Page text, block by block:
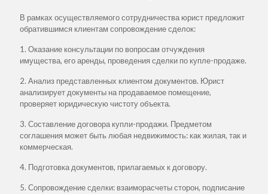
В рамках осуществляемого сотрудничества юрист предложит
обратившимся клиентам сопровождение сделок:
1. Оказание консультации по вопросам отчуждения
имущества, его аренды, проведения сделки по купле-продаже.
2. Анализ представленных клиентом документов. Юрист
анализирует документы на продаваемое помещение,
проверяет юридическую чистоту объекта.
3. Составление договора купли-продажи. Предметом
соглашения может быть любая недвижимость: как жилая, так и
коммерческая.
4. Подготовка документов, прилагаемых к договору.
5. Сопровождение сделки: взаиморасчеты сторон, подписание